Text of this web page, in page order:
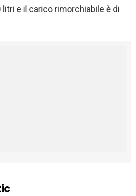
e il carico rimorchiabile è di